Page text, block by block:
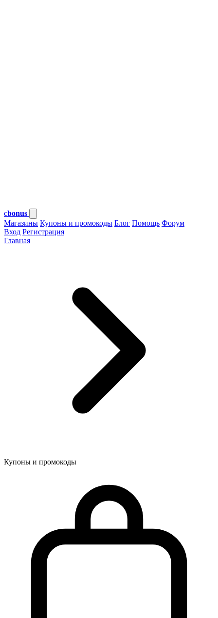
cbonus
Магазины Купоны и промокоды Блог Помощь Форум
Вход Регистрация
Главная
Купоны и промокоды